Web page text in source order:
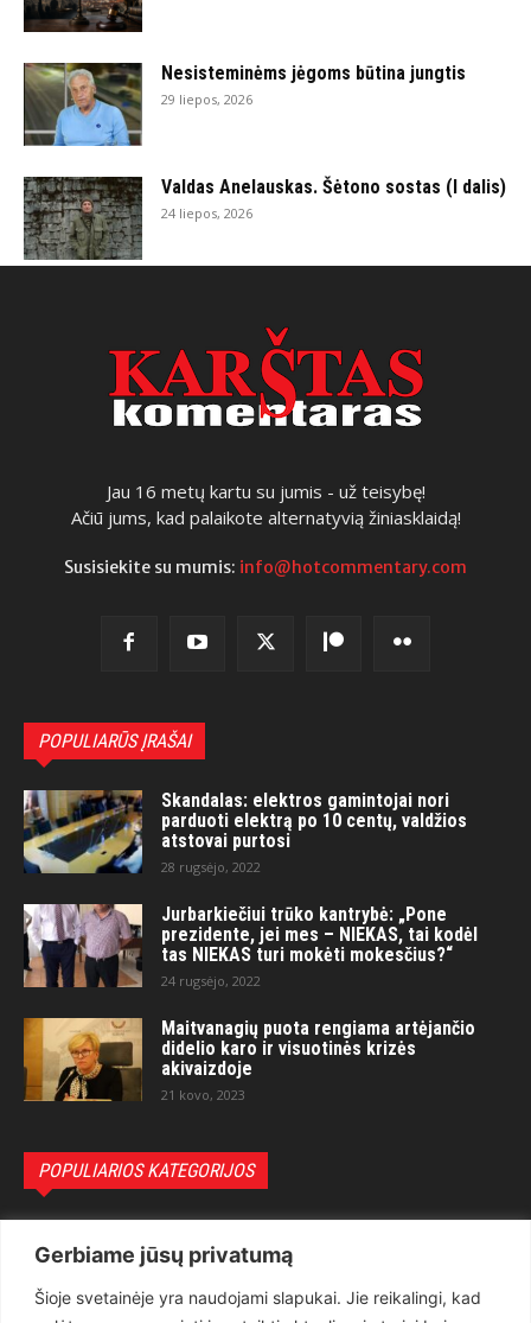
Gerbiame jūsų privatumą
Šioje svetainėje yra naudojami slapukai. Jie reikalingi, kad
Nesisteminėms jėgoms būtina jungtis
29 liepos, 2026
Valdas Anelauskas. Šėtono sostas (I dalis)
24 liepos, 2026
Jau 16 metų kartu su jumis - už teisybę!
Ačiū jums, kad palaikote alternatyvią žiniasklaidą!
Susisiekite su mumis: info@hotcommentary.com
POPULIARŪS ĮRAŠAI
Skandalas: elektros gamintojai nori
parduoti elektrą po 10 centų, valdžios
atstovai purtosi
28 rugsėjo, 2022
Jurbarkiečiui trūko kantrybė: „Pone
prezidente, jei mes – NIEKAS, tai kodėl
tas NIEKAS turi mokėti mokesčius?“
24 rugsėjo, 2022
Maitvanagių puota rengiama artėjančio
didelio karo ir visuotinės krizės
akivaizdoje
21 kovo, 2023
POPULIARIOS KATEGORIJOS
Teisėsauga
1497